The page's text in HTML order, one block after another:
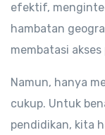
efektif,
hambatan
membatasi
Namun, hanya
cukup. Untuk
pendidikan, kita